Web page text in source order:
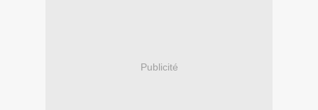
Publicité